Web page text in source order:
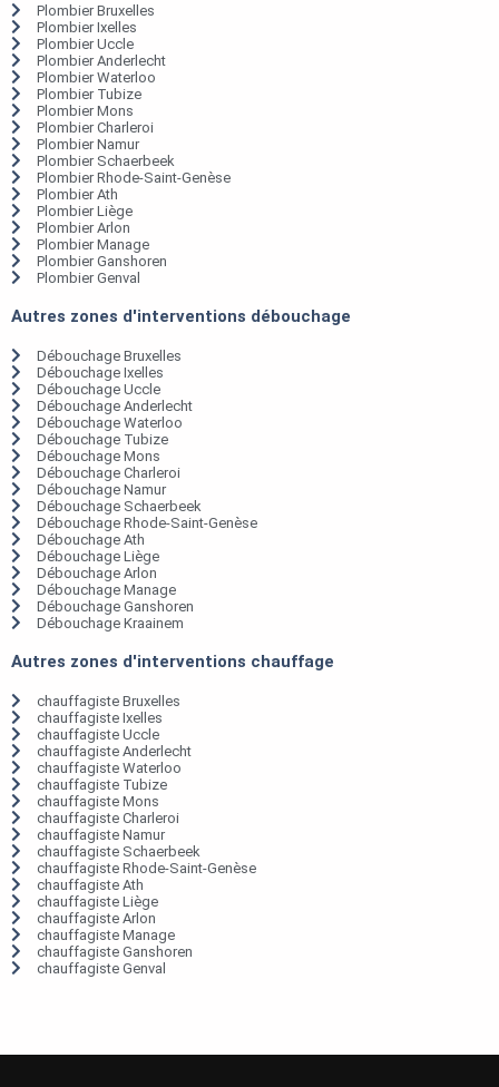
Plombier Bruxelles
Plombier Ixelles
Plombier Uccle
Plombier Anderlecht
Plombier Waterloo
Plombier Tubize
Plombier Mons
Plombier Charleroi
Plombier Namur
Plombier Schaerbeek
Plombier Rhode-Saint-Genèse
Plombier Ath
Plombier Liège
Plombier Arlon
Plombier Manage
Plombier Ganshoren
Plombier Genval
Autres zones d'interventions débouchage
Débouchage Bruxelles
Débouchage Ixelles
Débouchage Uccle
Débouchage Anderlecht
Débouchage Waterloo
Débouchage Tubize
Débouchage Mons
Débouchage Charleroi
Débouchage Namur
Débouchage Schaerbeek
Débouchage Rhode-Saint-Genèse
Débouchage Ath
Débouchage Liège
Débouchage Arlon
Débouchage Manage
Débouchage Ganshoren
Débouchage Kraainem
Autres zones d'interventions chauffage
chauffagiste Bruxelles
chauffagiste Ixelles
chauffagiste Uccle
chauffagiste Anderlecht
chauffagiste Waterloo
chauffagiste Tubize
chauffagiste Mons
chauffagiste Charleroi
chauffagiste Namur
chauffagiste Schaerbeek
chauffagiste Rhode-Saint-Genèse
chauffagiste Ath
chauffagiste Liège
chauffagiste Arlon
chauffagiste Manage
chauffagiste Ganshoren
chauffagiste Genval